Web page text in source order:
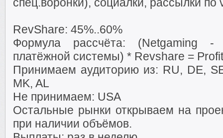
RevShare: 45%..60%
Формула рассчёта: (Netgaming
платёжной системы) * Revshare = Profit
Принимаем аудиторию из: RU, DE,
MK, AL
Не принимаем: USA
Остальные рынки открываем на
при наличии объёмов.